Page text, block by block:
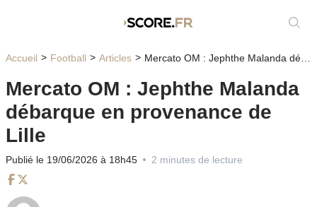
Accueil Football Articles Mercato OM : Jephthe Malanda débarque en provenance de Lille
Mercato OM : Jephthe Malanda
débarque en provenance de
Lille
Publié le 19/06/2026 à 18h45 2 minutes de lecture